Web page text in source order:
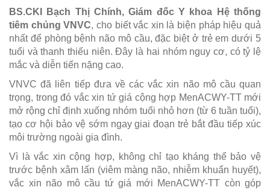
BS.CKI Bạch Thị Chính, Giám đốc Y khoa Hệ thống
tiêm chủng VNVC, cho biết vắc xin là biện pháp hiệu quả
nhất để phòng bệnh não mô cầu, đặc biệt ở trẻ em dưới 5
tuổi và thanh thiếu niên. Đây là hai nhóm nguy cơ, có tỷ lệ
mắc và diễn tiến nặng cao.
VNVC đã liên tiếp đưa về các vắc xin não mô cầu quan
trọng, trong đó vắc xin tứ giá cộng hợp MenACWY-TT mới
mở rộng chỉ định xuống nhóm tuổi nhỏ hơn (từ 6 tuần tuổi),
tạo cơ hội bảo vệ sớm ngay giai đoạn trẻ bắt đầu tiếp xúc
môi trường ngoài gia đình.
Vì là vắc xin cộng hợp, không chỉ tạo kháng thể bảo vệ
trước bệnh xâm lấn (viêm màng não, nhiễm khuẩn huyết),
vắc xin não mô cầu tứ giá mới MenACWY-TT còn góp